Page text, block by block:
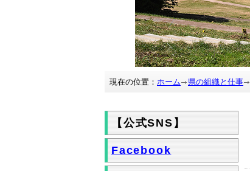
現在の位置： ホーム 県の組織と仕事
【公式SNS】
Facebook